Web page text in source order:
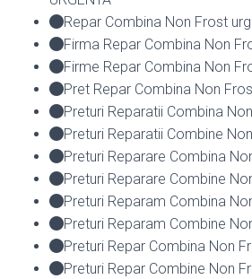
Repar Combina Non Frost
Firma Repar Combina Non
Firme Repar Combina Non
Pret Repar Combina Non
Preturi Reparatii Combina
Preturi Reparatii Combine
Preturi Reparare Combina
Preturi Reparare Combine
Preturi Reparam Combina
Preturi Reparam Combine
Preturi Repar Combina Non
Preturi Repar Combine Non